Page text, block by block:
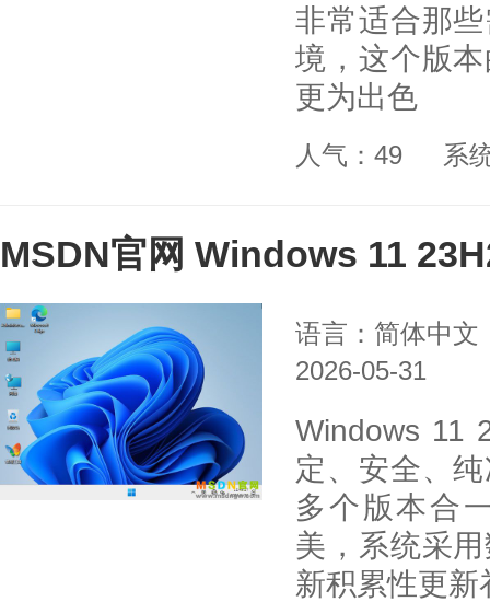
非常适合那
境，这个版
更为出色
人气：49 系
MSDN官网 Windows 11
语言：简体中文
2026-05-31
Windows 11
定、安全、
多个版本合
美，系统采
新积累性更